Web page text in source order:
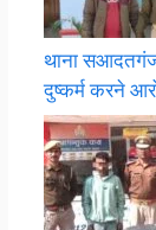
थाना सआदतगंज
दुष्कर्म करने